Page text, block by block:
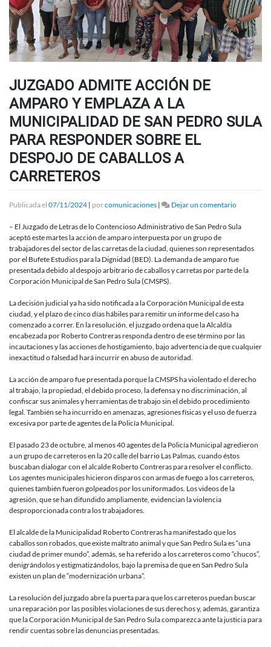
JUZGADO ADMITE ACCIÓN DE
AMPARO Y EMPLAZA A LA
MUNICIPALIDAD DE SAN PEDRO SULA
PARA RESPONDER SOBRE EL
DESPOJO DE CABALLOS A
CARRETEROS
Publicada el 07/11/2024 | porcomunicaciones | Dejar un comentarioen
ADMITE
DE
AMPARO
Y
LA
SAN
PEDRO
SOBRE
EL
DESPOJO
A
– El Juzgado de Letras de lo Contencioso Administrativo de San Pedro Sula
aceptó este martes la acción de amparo interpuesta por un grupo de
trabajadores del sector de las carretas de la ciudad, quienes son representados
por el Bufete Estudios para la Dignidad (BED). La demanda de amparo fue
presentada debido al despojo arbitrario de caballos y carretas por parte de la
Corporación Municipal de San Pedro Sula (CMSPS).
La decisión judicial ya ha sido notificada a la Corporación Municipal de esta
ciudad, y el plazo de cinco días hábiles para remitir un informe del caso ha
comenzado a correr. En la resolución, el juzgado ordena que la Alcaldía
encabezada por Roberto Contreras responda dentro de ese término por las
incautaciones y las acciones de hostigamiento, bajo advertencia de que cualquier
inexactitud o falsedad hará incurrir en abuso de autoridad.
La acción de amparo fue presentada porque la CMSPS ha violentado el derecho
al trabajo, la propiedad, el debido proceso, la defensa y no discriminación, al
confiscar sus animales y herramientas de trabajo sin el debido procedimiento
legal. También se ha incurrido en amenazas, agresiones físicas y el uso de fuerza
excesiva por parte de agentes de la Policía Municipal.
El pasado 23 de octubre, al menos 40 agentes de la Policía Municipal agredieron
a un grupo de carreteros en la 20 calle del barrio Las Palmas, cuando éstos
buscaban dialogar con el alcalde Roberto Contreras para resolver el conflicto.
Los agentes municipales hicieron disparos con armas de fuego a los carreteros,
quienes también fueron golpeados por los uniformados. Los videos de la
agresión, que se han difundido ampliamente, evidencian la violencia
desproporcionada contra los trabajadores.
El alcalde de la Municipalidad Roberto Contreras ha manifestado que los
caballos son robados, que existe maltrato animal y que San Pedro Sula es “una
ciudad de primer mundo”, además, se ha referido a los carreteros como “chucos”,
denigrándolos y estigmatizándolos, bajo la premisa de que en San Pedro Sula
existen un plan de “modernización urbana”.
La resolución del juzgado abre la puerta para que los carreteros puedan buscar
una reparación por las posibles violaciones de sus derechos y, además, garantiza
que la Corporación Municipal de San Pedro Sula comparezca ante la justicia para
rendir cuentas sobre las denuncias presentadas.